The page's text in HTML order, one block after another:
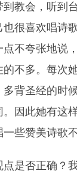
教会，听到
很喜欢唱诗
不夸张地说
不多。每次
背圣经的时
因此她有这
些赞美诗歌
是否正确？